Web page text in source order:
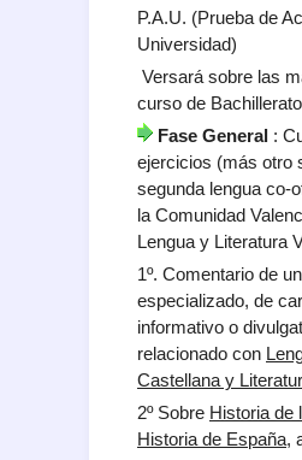
P.A.U. (Prueba de
Universidad)
Versará sobre las
curso de
Fase General :
ejercicios (más otro
segunda lengua co-
la Comunidad
Lengua y Literatura
1º. Comentario de
especializado, de
informativo o
relacionado con
Castellana y
2º Sobre Historia de
Historia de España,